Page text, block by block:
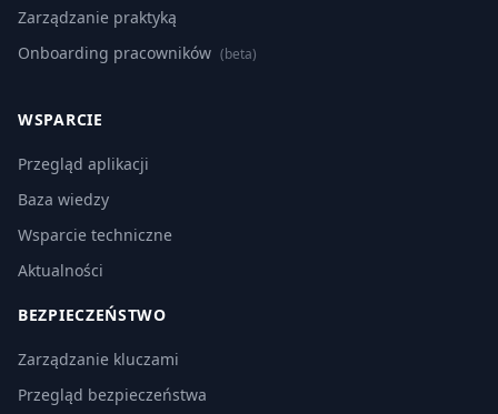
Zarządzanie praktyką
Onboarding pracowników (beta)
WSPARCIE
Przegląd aplikacji
Baza wiedzy
Wsparcie techniczne
Aktualności
BEZPIECZEŃSTWO
Zarządzanie kluczami
Przegląd bezpieczeństwa